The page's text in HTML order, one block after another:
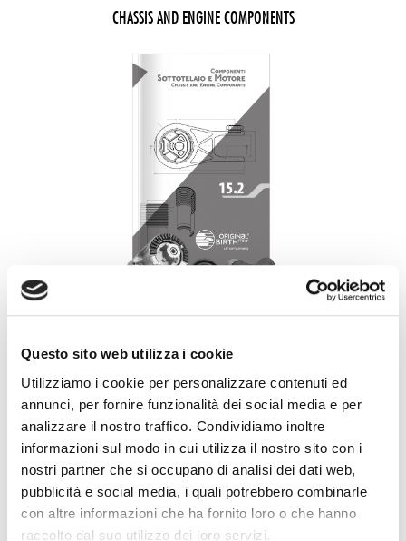
Questo sito web utilizza i cookie
Utilizziamo i cookie per personalizzare contenuti ed
annunci, per fornire funzionalità dei social media e per
analizzare il nostro traffico. Condividiamo inoltre
informazioni sul modo in cui utilizza il nostro sito con i
nostri partner che si occupano di analisi dei dati web,
pubblicità e social media, i quali potrebbero combinarle
con altre informazioni che ha fornito loro o che hanno
raccolto dal suo utilizzo dei loro servizi.
CHASSIS AND ENGINE COMPONENTS
GO NOW!
COMPONENTI RAFFREDDAMENTO MOTORE
COOLING SYSTEM COMPONENTS